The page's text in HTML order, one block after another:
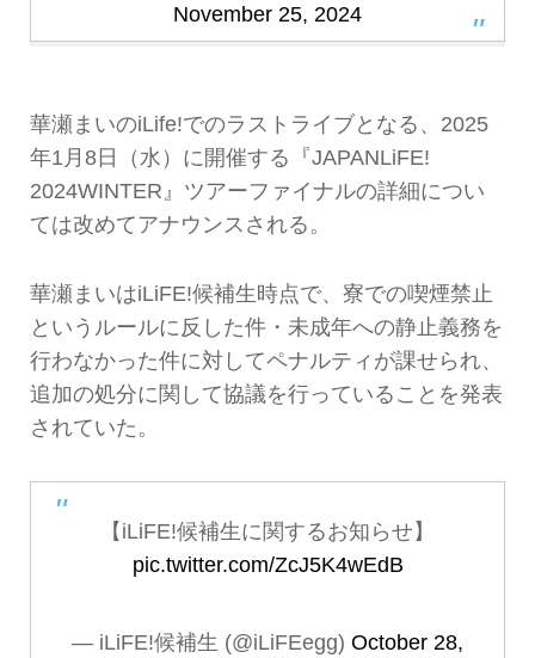
November 25, 2024
華瀬まいのiLife!でのラストライブとなる、2025
年1月8日（水）に開催する『JAPANLiFE!
2024WINTER』ツアーファイナルの詳細につい
ては改めてアナウンスされる。
華瀬まいはiLiFE!候補生時点で、寮での喫煙禁止
というルールに反した件・未成年への静止義務を
行わなかった件に対してペナルティが課せられ、
追加の処分に関して協議を行っていることを発表
されていた。
【iLiFE!候補生に関するお知らせ】
pic.twitter.com/ZcJ5K4wEdB
— iLiFE!候補生 (@iLiFEegg) October 28,